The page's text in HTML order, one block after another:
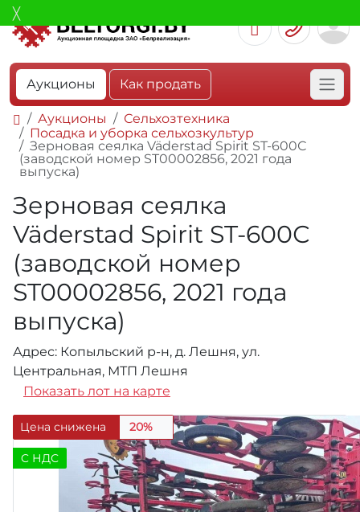
Аукционы Как продать
Аукционы
Сельхозтехника
Посадка и уборка сельхозкультур
Зерновая сеялка Väderstad Spirit ST-600С
(заводской номер ST00002856, 2021 года
выпуска)
Зерновая сеялка
Väderstad Spirit ST-600С
(заводской номер
ST00002856, 2021 года
выпуска)
Адрес: Копыльский р-н, д. Лешня, ул.
Центральная, МТП Лешня
Показать лот на карте
Цена снижена 20%
C НДС